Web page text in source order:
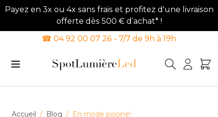
Payez en 3x ou 4x sans frais et profitez d'une livraison
offerte dès 500 € d’achat* !
☎ 04 92 00 07 26 - 7/7 de 9h à 19h
Accueil / Blog / En mode piscine!